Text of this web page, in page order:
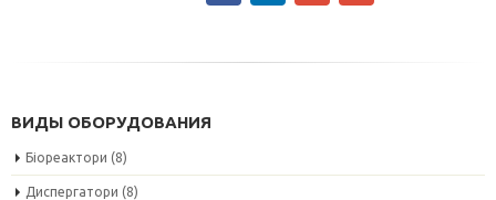
ВИДЫ ОБОРУДОВАНИЯ
Біореактори (8)
Диспергатори (8)